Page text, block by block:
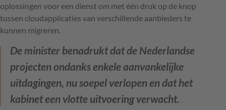
oplossingen voor een dienst om met één druk op de knop
tussen cloudapplicaties van verschillende aanbieders te
kunnen migreren.
De minister benadrukt dat de Nederlandse
projecten ondanks enkele aanvankelijke
uitdagingen, nu soepel verlopen en dat het
kabinet een vlotte uitvoering verwacht.